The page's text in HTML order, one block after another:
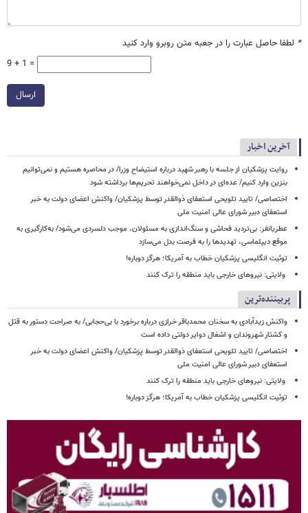
* لطفا حاصل عبارت را در جعبه متن روبرو وارد کنید
9 + 1 =
ارسال
آخرین اخبار
روایت پزشکیان از جلسه با رهبر شهید درباره استیضاح وزرا/ در محاصره هستیم و نمی‌توانیم
بنزین وارد کنیم/ عده‌ای در داخل نمی‌خواهند تحریم‌ها برداشته شود
اختصاصی/ تایید تلویحی استعفای ذوالقدر توسط پزشکیان/ واکنش اعضای دولت به خبر
استعفای دبیر شورای عالی امنیت ملی
عطریانفر: بی‌تردید فحاشی و سنگ‌اندازی به مسئولان، موجب دلسردی می‌شود/ به‌کارگیری به
موقع دیپلماسی، تهدیدها را به فرصت بدل می‌سازد
توئیت انگلیسی پزشکیان خطاب به آمریکا؛ هرگز دوباره!
ولایتی: نیروهای خارجی باید منطقه را ترک کنند
پربیننده‌ترین
واکنش زیدآبادی به سخنان محمدباقر خرازی درباره برخورد با بی‌حجابی/ به صراحت دستور به قتل
و کشتار شهروندان و اشغال دوایر دولتی داده است
اختصاصی/ تایید تلویحی استعفای ذوالقدر توسط پزشکیان/ واکنش اعضای دولت به خبر
استعفای دبیر شورای عالی امنیت ملی
ولایتی: نیروهای خارجی باید منطقه را ترک کنند
توئیت انگلیسی پزشکیان خطاب به آمریکا؛ هرگز دوباره!